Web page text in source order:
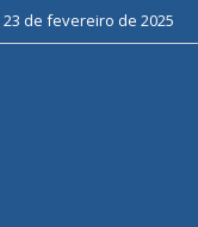
23 de fevereiro de 2025